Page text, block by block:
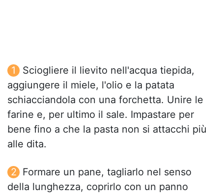
Sciogliere il lievito nell'acqua tiepida,
aggiungere il miele, l'olio e la patata
schiacciandola con una forchetta. Unire le
farine e, per ultimo il sale. Impastare per
bene fino a che la pasta non si attacchi più
alle dita.
Formare un pane, tagliarlo nel senso
della lunghezza, coprirlo con un panno